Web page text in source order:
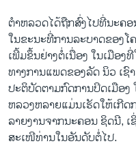
ພາສາຕ່າງໆ
ຕໍາຫລວດໄດ້ຖືກສົ່ງໄປທີ່ນະຄ
ໃນຂະນະທີ່ການລະບາດຂອງ
ເພີ້ມຂຶ້ນຢ່າງຕໍ່ເນື່ອງ ໃນເມືອ
ທາງການແພດຂອງລັດ ນິວ ເຊົ
ປະຕິບັດຕາມກົດການປິດເມືອ
ຫລວງຫລາຍແມ່ນເຮັດໃຫ້ເກີດ
ລາຍງານຈາກນະຄອນ ຊິດນີ, ເ
ສະເໜີທ່ານໃນອັນດັບຕໍ່ໄປ.